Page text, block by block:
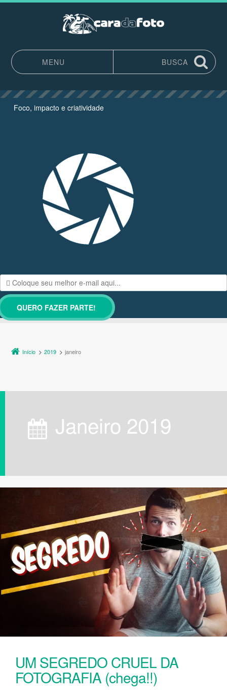
MENU
BUSCA
Foco, impacto e criatividade
Início 2019 janeiro
janeiro 2019
UM SEGREDO CRUEL DA
FOTOGRAFIA (chega!!)